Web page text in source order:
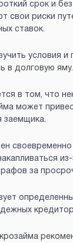
срок и без
свои риски
ставок.
условия и
в долговую яму.
в том, что
может
заемщика.
своевременно
за